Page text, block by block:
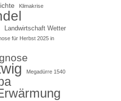
Klimakrise
Landwirtschaft Wetter
für Herbst 2025 in
Megadürre 1540